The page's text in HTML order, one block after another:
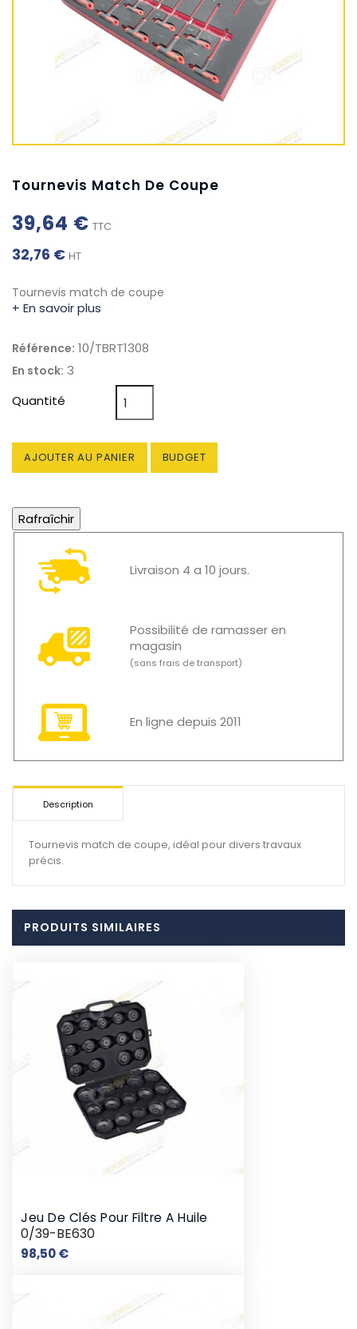
Tournevis Match De Coupe
39,64 € TTC
32,76 € HT
Tournevis match de coupe
+ En savoir plus
Référence: 10/TBRT1308
En stock: 3
Quantité
AJOUTER AU PANIER BUDGET
Livraison 4 a 10 jours.
Possibilité de ramasser en
magasin
(sans frais de transport)
En ligne depuis 2011
Description
Tournevis match de coupe, idéal pour divers travaux
précis.
PRODUITS SIMILAIRES
Jeu De Clés Pour Filtre A Huile
0/39-BE630
98,50 €Prix